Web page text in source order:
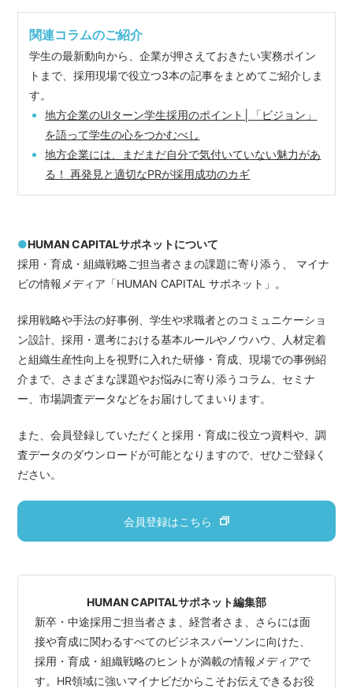
関連コラムのご紹介
学生の最新動向から、企業が押さえておきたい実務ポイン
トまで、採用現場で役立つ3本の記事をまとめてご紹介しま
す。
地方企業のUIターン学生採用のポイント│「ビジョン」
を語って学生の心をつかむべし
地方企業には、まだまだ自分で気付いていない魅力があ
る！ 再発見と適切なPRが採用成功のカギ
●HUMAN CAPITALサポネットについて
採用・育成・組織戦略ご担当者さまの課題に寄り添う、 マイナ
ビの情報メディア「HUMAN CAPITAL サポネット」。
採用戦略や手法の好事例、学生や求職者とのコミュニケーショ
ン設計、採用・選考における基本ルールやノウハウ、人材定着
と組織生産性向上を視野に入れた研修・育成、現場での事例紹
介まで、さまざまな課題やお悩みに寄り添うコラム、セミナ
ー、市場調査データなどをお届けしてまいります。
また、会員登録していただくと採用・育成に役立つ資料や、調
査データのダウンロードが可能となりますので、ぜひご登録く
ださい。
会員登録はこちら
HUMAN CAPITALサポネット編集部
新卒・中途採用ご担当者さま、経営者さま、さらには面
接や育成に関わるすべてのビジネスパーソンに向けた、
採用・育成・組織戦略のヒントが満載の情報メディアで
す。HR領域に強いマイナビだからこそお伝えできるお役